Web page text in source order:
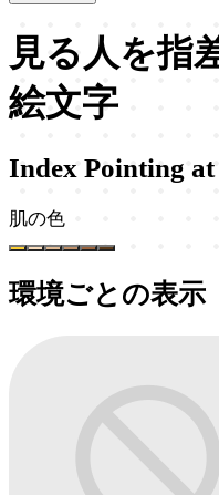
見る人を指
絵文字
Index Pointing
肌の色
環境ごとの表示